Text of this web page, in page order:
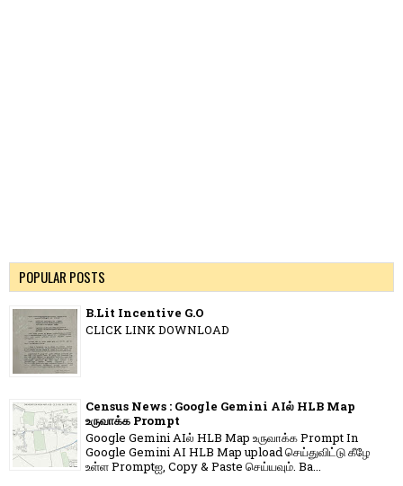
POPULAR POSTS
B.Lit Incentive G.O
CLICK LINK DOWNLOAD
Census News : Google Gemini AIல் HLB Map
உருவாக்க Prompt
Google Gemini AIல் HLB Map உருவாக்க Prompt In
Google Gemini AI HLB Map upload செய்துவிட்டு கீழே
உள்ள Promptஐ, Copy & Paste செய்யவும். Ba...